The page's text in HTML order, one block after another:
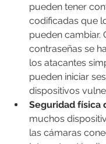
pueden tener
codificadas que
pueden cambiar.
contraseñas se
los atacantes
pueden iniciar
dispositivos
Seguridad física
muchos
las cámaras